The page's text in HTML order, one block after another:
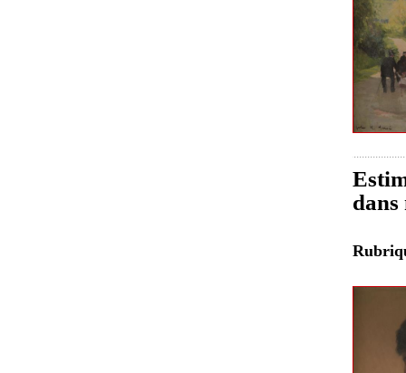
dans